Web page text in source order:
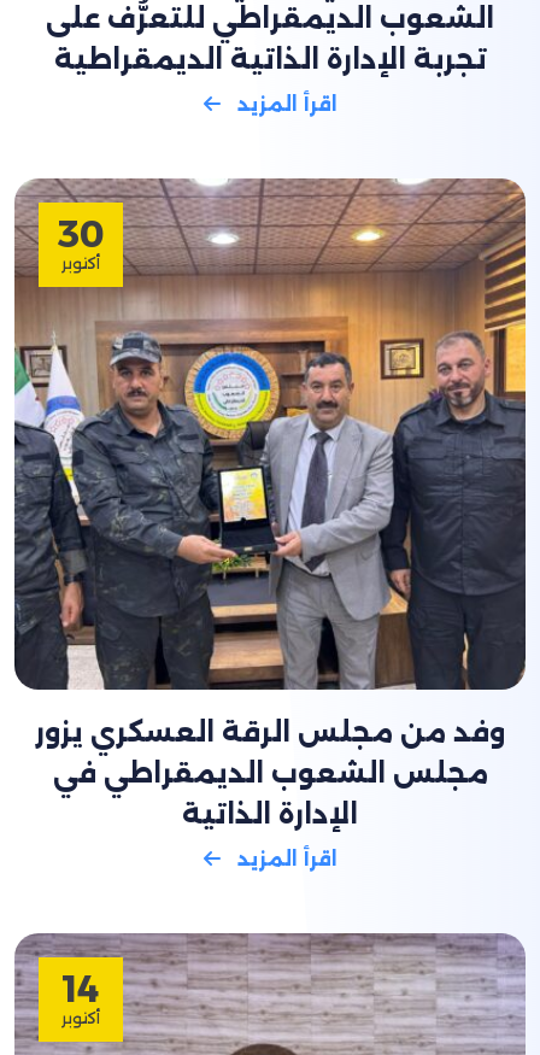
الشعوب الديمقراطي للتعرُّف على
تجربة الإدارة الذاتية الديمقراطية
اقرأ المزيد
30
أكتوبر
وفد من مجلس الرقة العسكري يزور
مجلس الشعوب الديمقراطي في
الإدارة الذاتية
اقرأ المزيد
14
أكتوبر